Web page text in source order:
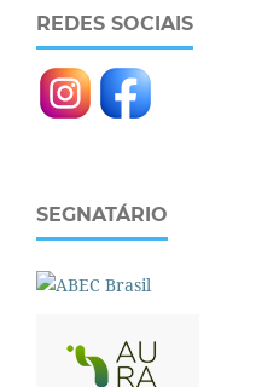
REDES SOCIAIS
SEGNATÁRIO